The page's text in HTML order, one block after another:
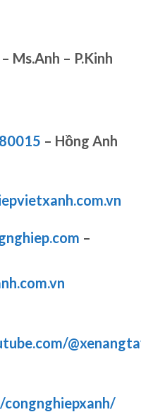
Ms.Anh – P.Kinh
– Hồng Anh
–